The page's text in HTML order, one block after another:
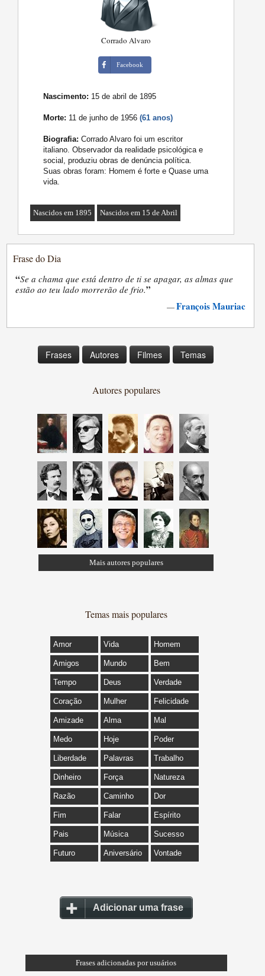
Corrado Alvaro
Facebook
Nascimento: 15 de abril de 1895
Morte: 11 de junho de 1956(61 anos)
Biografia: Corrado Alvaro foi um escritor
italiano. Observador da realidade psicológica e
social, produziu obras de denúncia política.
Suas obras foram: Homem é forte e Quase uma
vida.
Nascidos em 1895 Nascidos em 15 de Abril
Frase do Dia
“Se a chama que está dentro de ti se apagar, as almas que
estão ao teu lado morrerão de frio.”
—François Mauriac
Frases Autores Filmes Temas
Autores populares
Mais autores populares
Temas mais populares
Amor Vida Homem
Amigos Mundo Bem
Tempo Deus Verdade
Coração Mulher Felicidade
Amizade Alma Mal
Medo Hoje Poder
Liberdade Palavras Trabalho
Dinheiro Força Natureza
Razão Caminho Dor
Fim Falar Espírito
Pais Música Sucesso
Futuro Aniversário Vontade
Adicionar uma frase
Frases adicionadas por usuários